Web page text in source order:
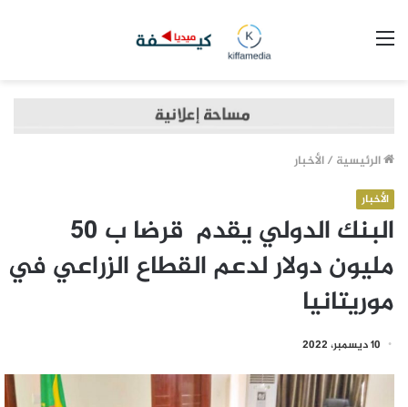
الرئيسية /الأخبار
الأخبار
البنك الدولي يقدم قرضا ب 50
مليون دولار لدعم القطاع الزراعي في
موريتانيا
10 ديسمبر، 2022